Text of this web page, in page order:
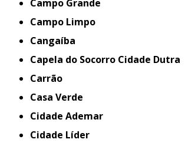
Campo Grande
Campo Limpo
Cangaíba
Capela do Socorro Cidade Dutra
Carrão
Casa Verde
Cidade Ademar
Cidade Líder